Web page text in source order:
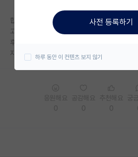
미국 대학원 합격 후기 게시판
대학원생 모집 게시판
연구실(PI) 홍보 게시판
합격 전에 컨텍은 의미 없다고 하시고 공식적
고 설명회에서 그러셔서 저는 아무 곳에도 연락
후에 연락드리면 늦은 건가요?
지금이라도 해야할까요?
사전 등록하기
하루 동안 이 컨텐츠 보지 않기